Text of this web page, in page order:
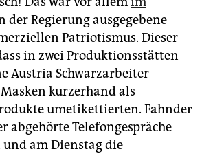
der Regierung ausgegebene
Patriotismus. Dieser
in zwei Produktionsstätten
Austria Schwarzarbeiter
Masken kurzerhand als
umetikettierten. Fahnder
abgehörte Telefongespräche
am Dienstag die